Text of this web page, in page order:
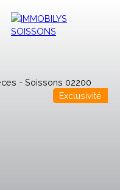
Exclusivité